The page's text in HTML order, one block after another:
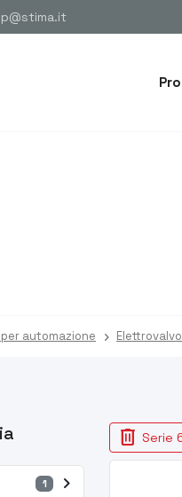
automazione
1 navigate_next
delete Serie